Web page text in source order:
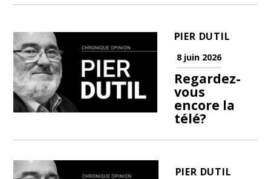
PIER DUTIL
8 juin 2026
Regardez-
vous
encore la
télé?
PIER DUTIL